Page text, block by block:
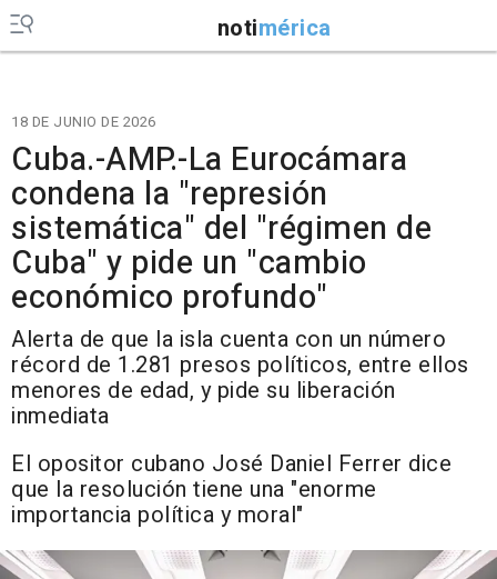
notimérica
18 DE JUNIO DE 2026
Cuba.-AMP.-La Eurocámara
condena la "represión
sistemática" del "régimen de
Cuba" y pide un "cambio
económico profundo"
Alerta de que la isla cuenta con un número
récord de 1.281 presos políticos, entre ellos
menores de edad, y pide su liberación
inmediata
El opositor cubano José Daniel Ferrer dice
que la resolución tiene una "enorme
importancia política y moral"